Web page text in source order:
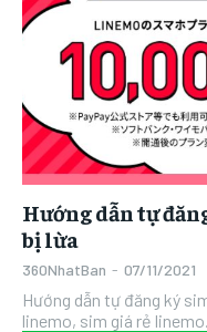
Hướng dẫn tự
bị lừa
360NhatBan - 07/11/2021
Hướng dẫn tự đăng ký
linemo, sim giá rẻ